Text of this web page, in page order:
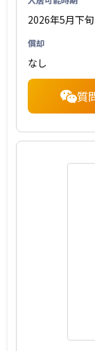
2026年5月下旬
償却
なし
質